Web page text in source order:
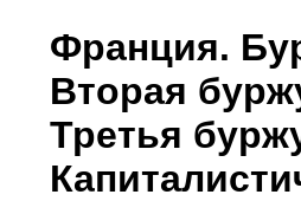
Франция.
Вторая
Третья